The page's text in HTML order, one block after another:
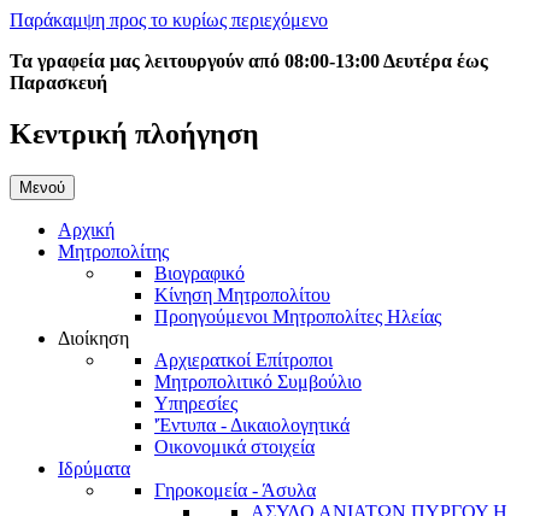
Παράκαμψη προς το κυρίως περιεχόμενο
Τα γραφεία μας λειτουργούν από 08:00-13:00 Δευτέρα έως
Παρασκευή
Κεντρική πλοήγηση
Μενού
Αρχική
Μητροπολίτης
Βιογραφικό
Κίνηση Μητροπολίτου
Προηγούμενοι Μητροπολίτες Ηλείας
Διοίκηση
Αρχιερατκοί Επίτροποι
Μητροπολιτικό Συμβούλιο
Υπηρεσίες
'Έντυπα - Δικαιολογητικά
Οικονομικά στοιχεία
Ιδρύματα
Γηροκομεία - Άσυλα
ΑΣΥΛΟ ΑΝΙΑΤΩΝ ΠΥΡΓΟΥ Η